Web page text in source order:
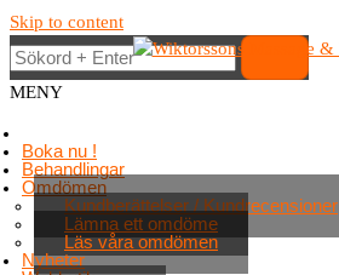
Skip to content
MENY
Boka nu !
Behandlingar
Omdömen
Kundberättelser / Kundrecensioner
Lämna ett omdöme
Läs våra omdömen
Nyheter